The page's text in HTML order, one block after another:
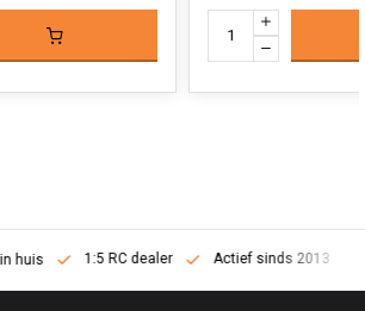
huis 1:5 RC dealer Actief sinds 2013